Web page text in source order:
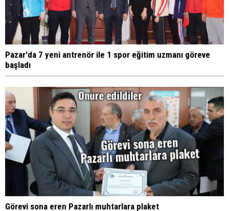
Pazar'da 7 yeni antrenör ile 1 spor eğitim uzmanı göreve
başladı
Görevi sona eren Pazarlı muhtarlara plaket